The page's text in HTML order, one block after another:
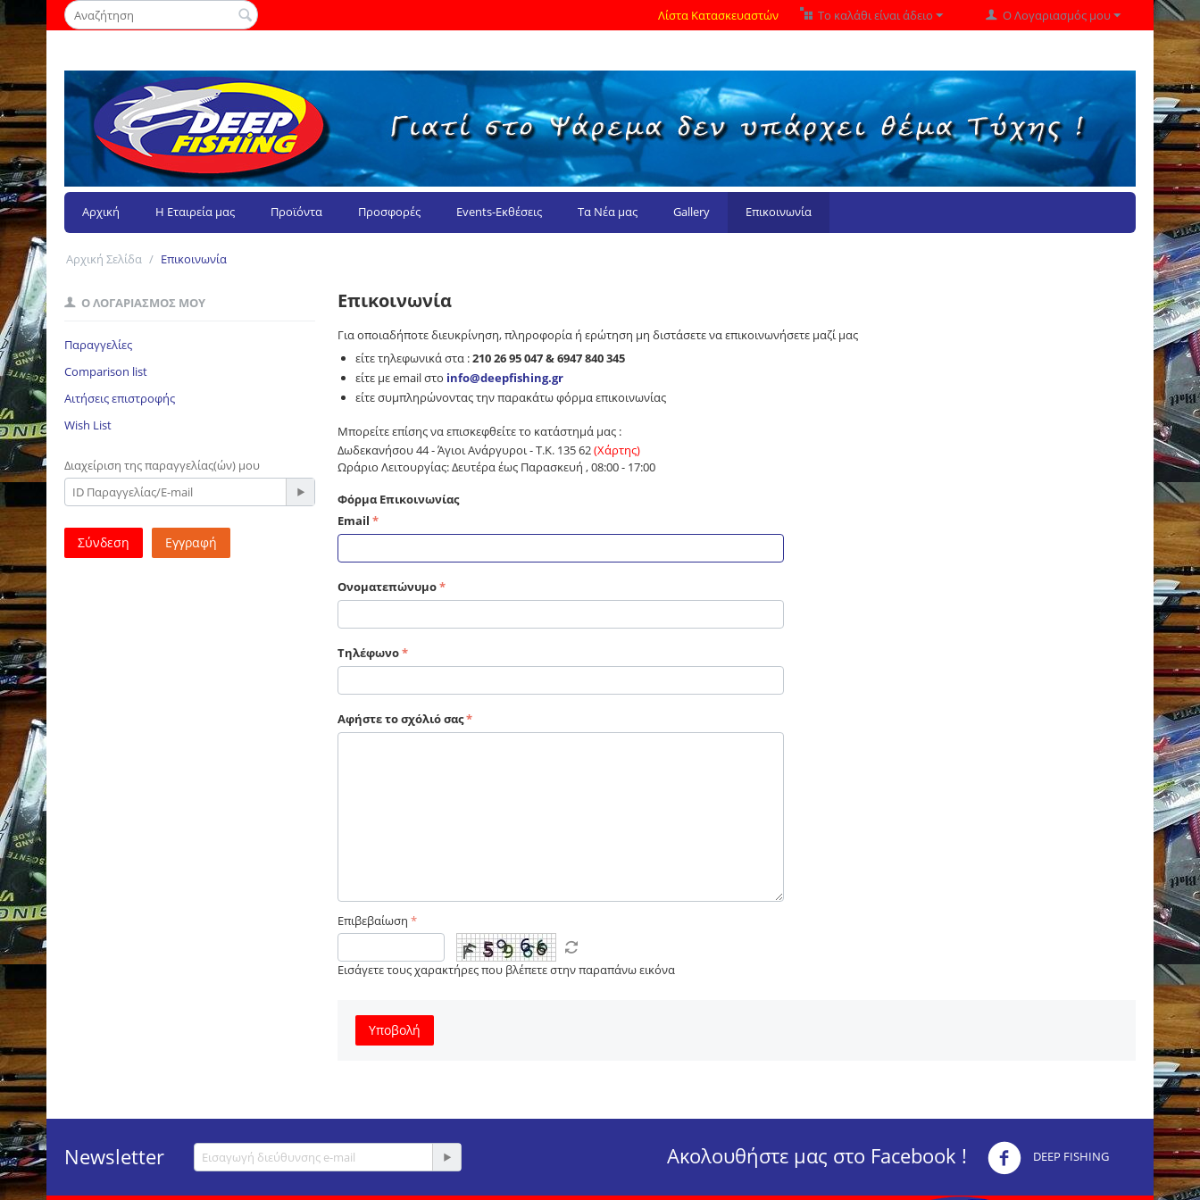
Ο Λογαριασμός μου
Το καλάθι είναι άδειο
Λίστα Κατασκευαστών
Αρχική Η Εταιρεία μας Προϊόντα Προσφορές Events-Εκθέσεις Τα Νέα μας Gallery Επικοινωνία
Αρχική Σελίδα / Επικοινωνία
Ο ΛΟΓΑΡΙΑΣΜΌΣ ΜΟΥ
Παραγγελίες
Comparison list
Αιτήσεις επιστροφής
Wish List
Διαχείριση της παραγγελίας(ών) μου
Σύνδεση Εγγραφή
Επικοινωνία
Για οποιαδήποτε διευκρίνηση, πληροφορία ή ερώτηση μη διστάσετε να επικοινωνήσετε μαζί μας
είτε τηλεφωνικά στα :210 26 95 047 & 6947 840 345
είτε με email στο info@deepfishing.gr
είτε συμπληρώνοντας την παρακάτω φόρμα επικοινωνίας
Μπορείτε επίσης να επισκεφθείτε το κατάστημά μας :
Δωδεκανήσου 44 - Άγιοι Ανάργυροι - Τ.Κ. 135 62(Χάρτης)
Ωράριο Λειτουργίας: Δευτέρα έως Παρασκευή , 08:00 - 17:00
Φόρμα Επικοινωνίας
Email
Ονοματεπώνυμο
Τηλέφωνο
Αφήστε το σχόλιό σας
Επιβεβαίωση
Εισάγετε τους χαρακτήρες που βλέπετε στην παραπάνω εικόνα
Υποβολή
Newsletter Ακολουθήστε μας στο Facebook ! DEEP FISHING